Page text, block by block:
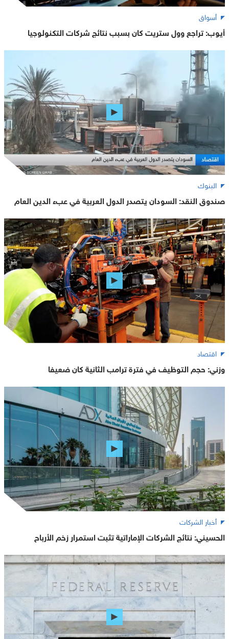
أسواق
أيوب: تراجع وول ستريت كان بسبب نتائج شركات التكنولوجيا
البنوك
صندوق النقد: السودان يتصدر الدول العربية في عبء الدين العام
اقتصاد
وزني: حجم التوظيف في فترة ترامب الثانية كان ضعيفا
أخبار الشركات
الحسيني: نتائج الشركات الإماراتية تثبت استمرار زخم الأرباح